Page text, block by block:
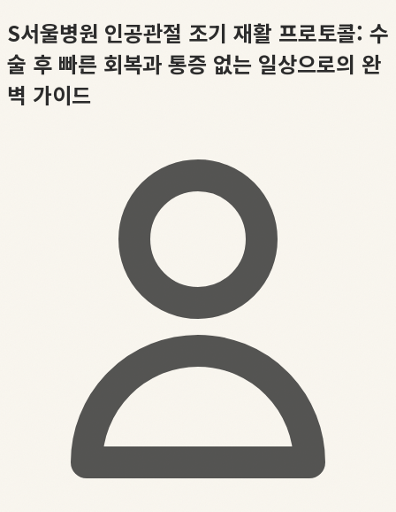
S서울병원 인공관절 조기 재활 프로토콜: 수
술 후 빠른 회복과 통증 없는 일상으로의 완
벽 가이드